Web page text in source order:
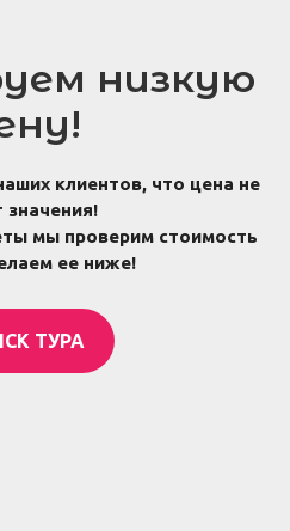
низкую
клиентов, что цена не
значения!
мы проверим стоимость
ее ниже!
ТУРА